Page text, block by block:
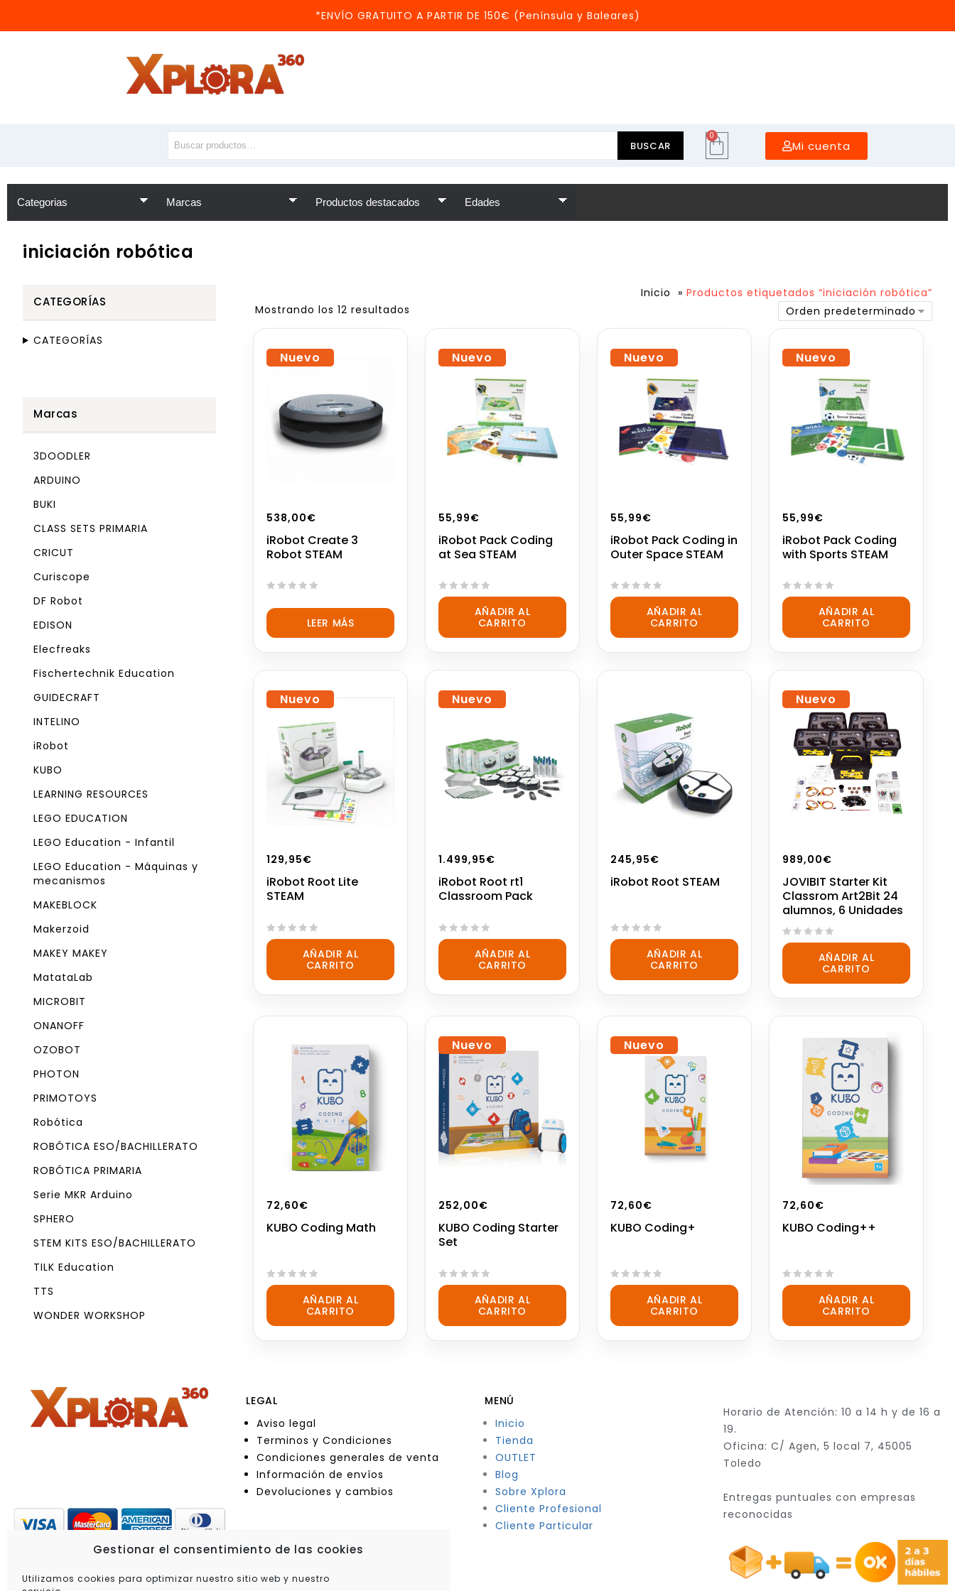
*ENVÍO GRATUITO A PARTIR DE 150€ (Península y Baleares)
Gestionar el consentimiento de las cookies
Utilizamos cookies para optimizar nuestro sitio web y nuestro
BUSCAR
0
Mi cuenta
iniciación robótica
Inicio » Productos etiquetados “iniciación robótica”
Mostrando los 12 resultados
Orden predeterminado
Nuevo
538,00€
iRobot Create 3
Robot STEAM
out
5
LEER MÁS
Nuevo
55,99€
iRobot Pack Coding
at Sea STEAM
0
5
AÑADIR AL
CARRITO
Nuevo
55,99€
iRobot Pack Coding in
Outer Space STEAM
0
5
AÑADIR AL
CARRITO
Nuevo
55,99€
iRobot Pack Coding
with Sports STEAM
0
5
AÑADIR AL
CARRITO
Nuevo
129,95€
iRobot Root Lite
STEAM
0
5
AÑADIR AL
CARRITO
Nuevo
1.499,95€
iRobot Root rt1
Classroom Pack
0
5
AÑADIR AL
CARRITO
245,95€
iRobot Root STEAM
0
5
AÑADIR AL
CARRITO
Nuevo
989,00€
JOVIBIT Starter Kit
Classrom Art2Bit 24
alumnos, 6 Unidades
0
5
AÑADIR AL
CARRITO
72,60€
KUBO Coding Math
0
5
AÑADIR AL
CARRITO
Nuevo
252,00€
KUBO Coding Starter
Set
0
5
AÑADIR AL
CARRITO
Nuevo
72,60€
KUBO Coding+
0
5
AÑADIR AL
CARRITO
72,60€
KUBO Coding++
0
5
AÑADIR AL
CARRITO
CATEGORÍAS
CATEGORÍAS
Marcas
3DOODLER
ARDUINO
BUKI
CLASS SETS PRIMARIA
CRICUT
Curiscope
DF Robot
EDISON
Elecfreaks
Fischertechnik Education
GUIDECRAFT
INTELINO
iRobot
KUBO
LEARNING RESOURCES
LEGO EDUCATION
LEGO Education - Infantil
LEGO Education - Máquinas y
mecanismos
MAKEBLOCK
Makerzoid
MAKEY MAKEY
MatataLab
MICROBIT
ONANOFF
OZOBOT
PHOTON
PRIMOTOYS
Robótica
ROBÓTICA ESO/BACHILLERATO
ROBÓTICA PRIMARIA
Serie MKR Arduino
SPHERO
STEM KITS ESO/BACHILLERATO
TILK Education
TTS
WONDER WORKSHOP
LEGAL
Aviso legal
Terminos y Condiciones
Condiciones generales de venta
Información de envíos
Devoluciones y cambios
MENÚ
Inicio
Tienda
OUTLET
Blog
Sobre Xplora
Cliente Profesional
Cliente Particular
Horario de Atención: 10 a 14 h y de 16 a
19.
Oficina: C/ Agen, 5 local 7, 45005
Toledo
Entregas puntuales con empresas
reconocidas